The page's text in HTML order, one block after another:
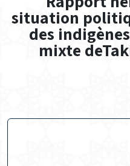
situation
des
mixte